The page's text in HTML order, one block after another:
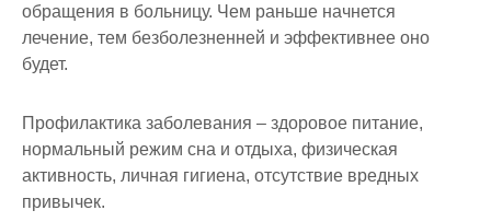
обращения в больницу. Чем раньше начнется
лечение, тем безболезненней и эффективнее оно
будет.
Профилактика заболевания – здоровое питание,
нормальный режим сна и отдыха, физическая
активность, личная гигиена, отсутствие вредных
привычек.